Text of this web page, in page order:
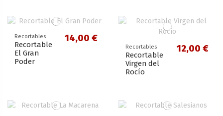
Recortables
Recortable
El Gran
Poder
14,00 €
Recortables
Recortable
Virgen del
Rocío
12,00 €